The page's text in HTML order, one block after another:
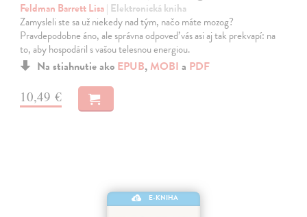
Feldman Barrett Lisa| Elektronická kniha
Zamysleli ste sa už niekedy nad tým, načo máte mozog?
Pravdepodobne áno, ale správna odpoveď vás asi aj tak prekvapí: na
to, aby hospodáril s vašou telesnou energiou.
Na stiahnutie ako EPUB, MOBI a PDF
10,49 €
E-KNIHA